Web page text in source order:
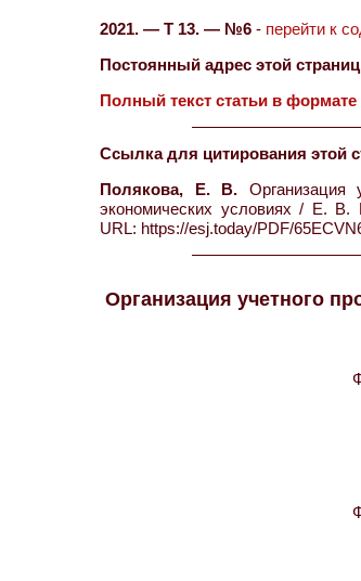
2021. — Т 13. — №6 - перейти к
Постоянный адрес этой
Полный текст статьи в формате
Ссылка для цитирования этой
Полякова, Е. В. Организация
экономических условиях / Е.
URL: https://esj.today/PDF/
Организация учетного